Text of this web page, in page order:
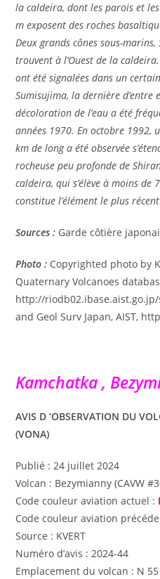
la caldeira, dont les parois et
m exposent des roches
Deux grands cônes sous-
trouvent à l’Ouest de la
ont été signalées dans un
Sumisujima, la dernière d’entre
décoloration de l’eau a été
années 1970. En octobre 1992,
km de long a été observée
rocheuse peu profonde de
caldeira, qui s’élève à moins de
constitue l’élément le plus
Sources : Garde côtière
Photo : Copyrighted photo by
Quaternary Volcanoes
http://riodb02.ibase.aist.go.jp/
and Geol Surv Japan, AIST,
Kamchatka ,
AVIS D ‘OBSERVATION DU
(VONA)
Publié : 24 juillet 2024
Volcan : Bezymianny (CAVW
Code couleur aviation actuel :
Code couleur aviation
Source : KVERT
Numéro d’avis : 2024-44
Emplacement du volcan : N